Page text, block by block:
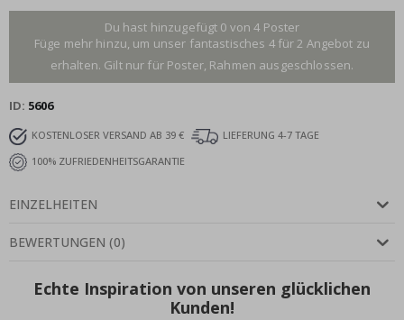
Du hast hinzugefügt 0 von 4 Poster
Füge mehr hinzu, um unser fantastisches 4 für 2 Angebot zu
erhalten. Gilt nur für Poster, Rahmen ausgeschlossen.
ID 5606
KOSTENLOSER VERSAND AB 39 €
LIEFERUNG 4-7 TAGE
100% ZUFRIEDENHEITSGARANTIE
EINZELHEITEN
BEWERTUNGEN (0)
Echte Inspiration von unseren glücklichen
Kunden!